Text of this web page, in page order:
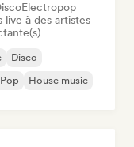
Electropop
live à des artistes
Disco
House music